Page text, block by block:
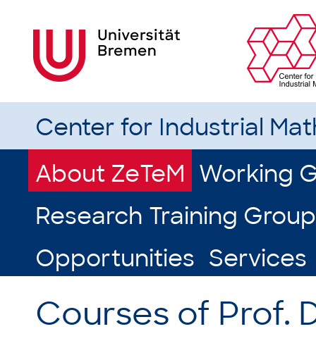
Center for Industrial
About ZeTeM Working
Research Training
Opportunities Services
Courses of Prof.